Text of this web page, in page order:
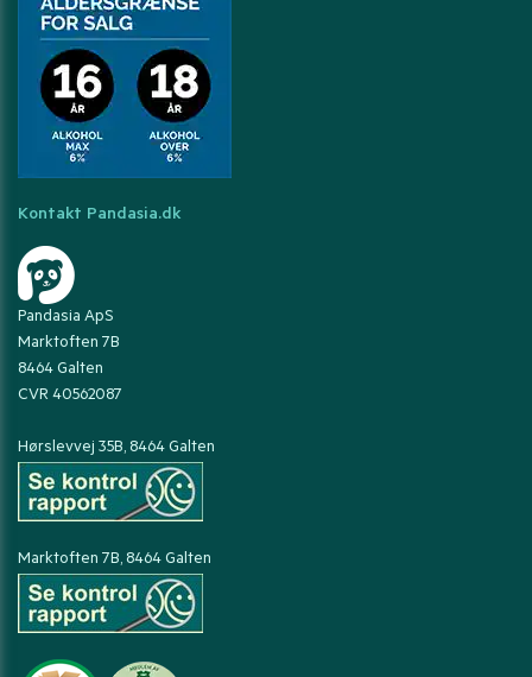
Kontakt Pandasia.dk
Pandasia ApS
Marktoften 7B
8464 Galten
CVR 40562087
Hørslevvej 35B, 8464 Galten
Marktoften 7B, 8464 Galten